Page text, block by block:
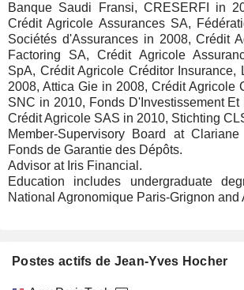
Banque Saudi Fransi, CRESERFI in
Crédit Agricole Assurances SA,
Sociétés d'Assurances in 2008, Crédit
Factoring SA, Crédit Agricole
SpA, Crédit Agricole Créditor Insurance,
2008, Attica Gie in 2008, Crédit Agricole
SNC in 2010, Fonds D'Investissement
Crédit Agricole SAS in 2010, Stichting
Member-Supervisory Board at
Fonds de Garantie des Dépôts.
Advisor at Iris Financial.
Education includes undergraduate
National Agronomique Paris-Grignon and
Postes actifs de Jean-Yves Hocher